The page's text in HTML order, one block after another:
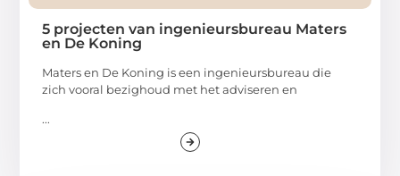
5 projecten van ingenieursbureau Maters
en De Koning
Maters en De Koning is een ingenieursbureau die
zich vooral bezighoud met het adviseren en
...